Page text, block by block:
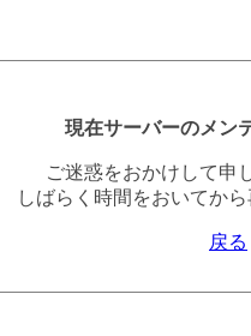
現在サーバーのメン
ご迷惑をおかけして申
しばらく時間をおいてから
戻る